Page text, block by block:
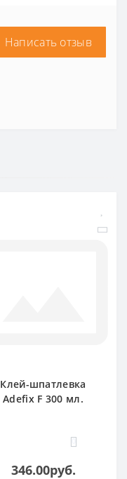
Написать отзыв
Клей-шпатлевка
Adefix F 300 мл.
0
346.00руб.